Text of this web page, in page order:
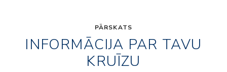
PĀRSKATS
INFORMĀCIJA PAR TAVU
KRUĪZU